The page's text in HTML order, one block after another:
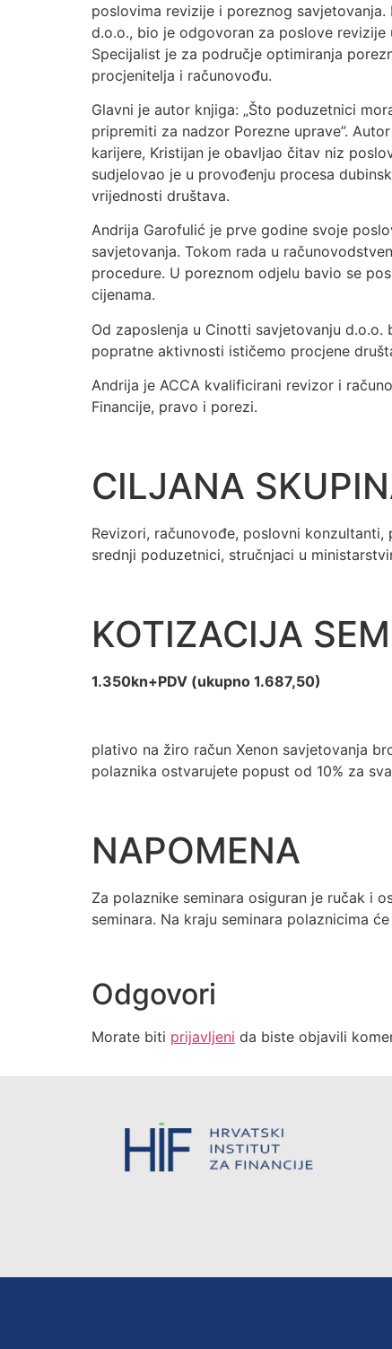
poslovima revizije i poreznog
d.o.o., bio je odgovoran za poslove revizije
Specijalist je za područje optimiranja
procjenitelja i računovođu.
Glavni je autor knjiga: „Što poduzetnici
pripremiti za nadzor Porezne uprave”.
karijere, Kristijan je obavljao čitav niz
sudjelovao je u provođenju procesa
vrijednosti društava.
Andrija Garofulić je prve godine svoje
savjetovanja. Tokom rada u
procedure. U poreznom odjelu bavio se
cijenama.
Od zaposlenja u Cinotti savjetovanju
popratne aktivnosti ističemo procjene
Andrija je ACCA kvalificirani revizor i
Financije, pravo i porezi.
CILJANA
Revizori, računovođe, poslovni
srednji poduzetnici, stručnjaci u
KOTIZACIJA
1.350kn+PDV (ukupno 1.687,50)
plativo na žiro račun Xenon savjetovanja
polaznika ostvarujete popust od 10% za
NAPOMENA
Za polaznike seminara osiguran je ručak i
seminara. Na kraju seminara polaznicima
Odgovori
Morate biti prijavljeni da biste objavili